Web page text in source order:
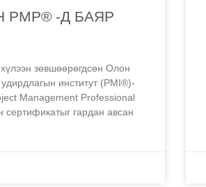
-Д БАЯР
зөвшөөрөгдсөн Олон
институт (PMI®)-
Management Professional
сертификатыг гардан авсан